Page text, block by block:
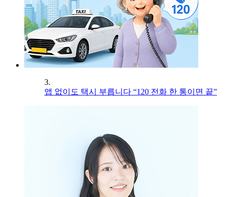
3.
앱 없이도 택시 부릅니다 “120 전화 한 통이면 끝”